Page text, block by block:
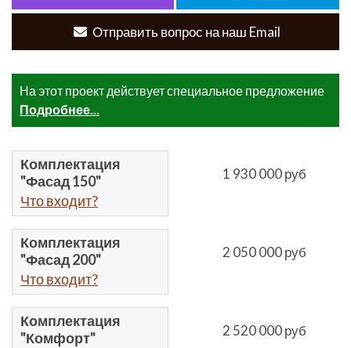
Отправить вопрос на наш Email
На этот проект действует специальное предложение
Подробнее...
Комплектация
"Фасад 150"
Что входит?
1 930 000 руб
Комплектация
"Фасад 200"
Что входит?
2 050 000 руб
Комплектация
"Комфорт"
2 520 000 руб